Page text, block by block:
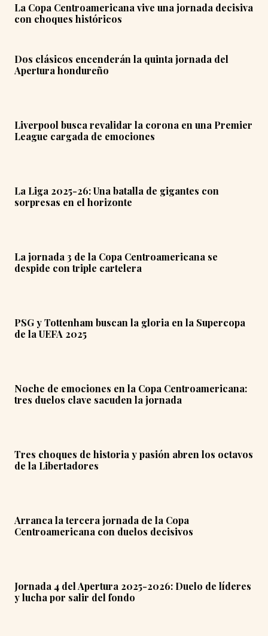
La Copa Centroamericana vive una jornada decisiva
con choques históricos
Dos clásicos encenderán la quinta jornada del
Apertura hondureño
Liverpool busca revalidar la corona en una Premier
League cargada de emociones
La Liga 2025-26: Una batalla de gigantes con
sorpresas en el horizonte
La jornada 3 de la Copa Centroamericana se
despide con triple cartelera
PSG y Tottenham buscan la gloria en la Supercopa
de la UEFA 2025
Noche de emociones en la Copa Centroamericana:
tres duelos clave sacuden la jornada
Tres choques de historia y pasión abren los octavos
de la Libertadores
Arranca la tercera jornada de la Copa
Centroamericana con duelos decisivos
Jornada 4 del Apertura 2025-2026: Duelo de líderes
y lucha por salir del fondo